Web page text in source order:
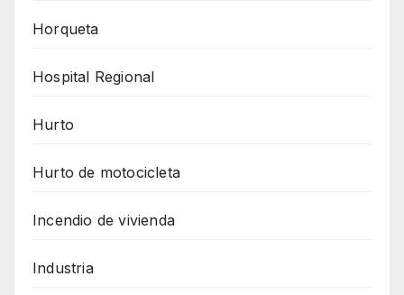
Horqueta
Hospital Regional
Hurto
Hurto de motocicleta
Incendio de vivienda
Industria